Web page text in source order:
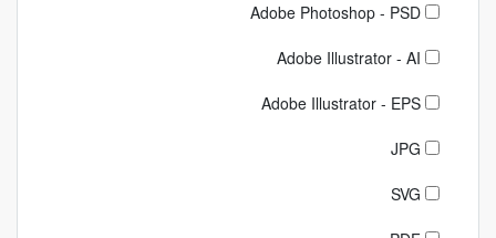
Adobe Photoshop - PSD
Adobe Illustrator - AI
Adobe Illustrator - EPS
JPG
SVG